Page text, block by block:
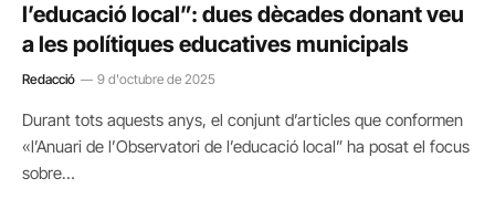
l’educació local”: dues dècades donant veu
a les polítiques educatives municipals
Redacció 9 d'octubre de 2025
Durant tots aquests anys, el conjunt d’articles que conformen
«l’Anuari de l’Observatori de l’educació local” ha posat el focus
sobre…